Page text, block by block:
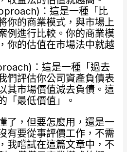
：這是一種「比
你的商業模式，與市場上
例進行比較。你的商業模
你的估值在市場法中就越
：這是一種「過去
們評估你公司資產負債表
其市場價值減去負債。這
「最低價值」。
了，但要怎麼用，還是一
有要從事評價工作，不需
我嚐試在這篇文章中，不